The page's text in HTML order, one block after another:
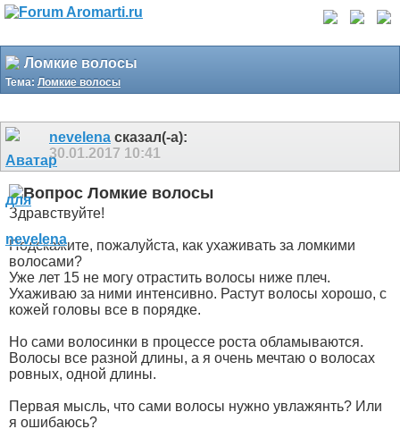
Ломкие волосы
Тема: Ломкие волосы
nevelena сказал(-а):
30.01.2017 10:41
Ломкие волосы
Здравствуйте!
Подскажите, пожалуйста, как ухаживать за ломкими
волосами?
Уже лет 15 не могу отрастить волосы ниже плеч.
Ухаживаю за ними интенсивно. Растут волосы хорошо, с
кожей головы все в порядке.
Но сами волосинки в процессе роста обламываются.
Волосы все разной длины, а я очень мечтаю о волосах
ровных, одной длины.
Первая мысль, что сами волосы нужно увлажянть? Или
я ошибаюсь?